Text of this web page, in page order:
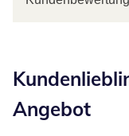
Angebot